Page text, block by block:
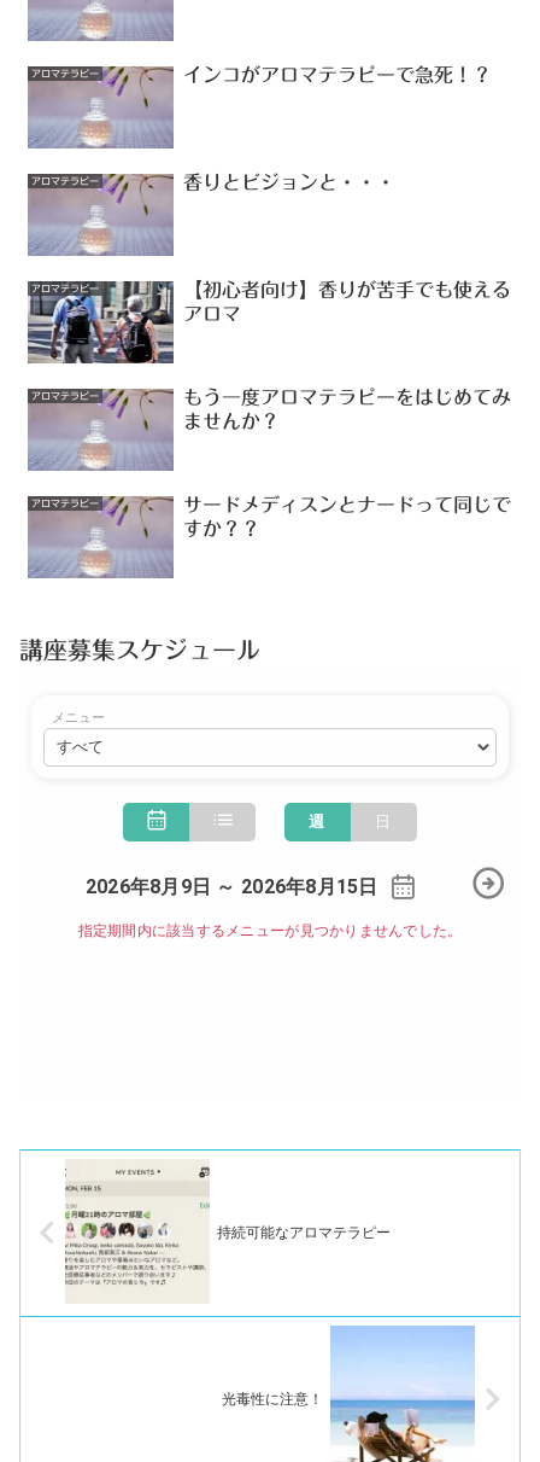
アロマテラピー インコがアロマテラピーで急死！？
アロマテラピー 香りとビジョンと・・・
アロマテラピー
【初心者向け】香りが苦手でも使える
アロマ
アロマテラピー
もう一度アロマテラピーをはじめてみ
ませんか？
アロマテラピー
サードメディスンとナードって同じで
すか？？
講座募集スケジュール
持続可能なアロマテラピー
光毒性に注意！